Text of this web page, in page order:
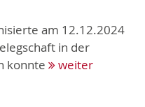
am 12.12.2024
in der
konnte
weiter